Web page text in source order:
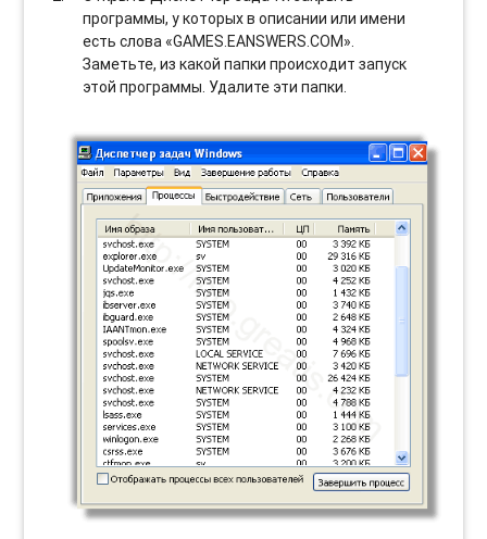
программы, у которых в описании или имени
есть слова «GAMES.EANSWERS.COM».
Заметьте, из какой папки происходит запуск
этой программы. Удалите эти папки.